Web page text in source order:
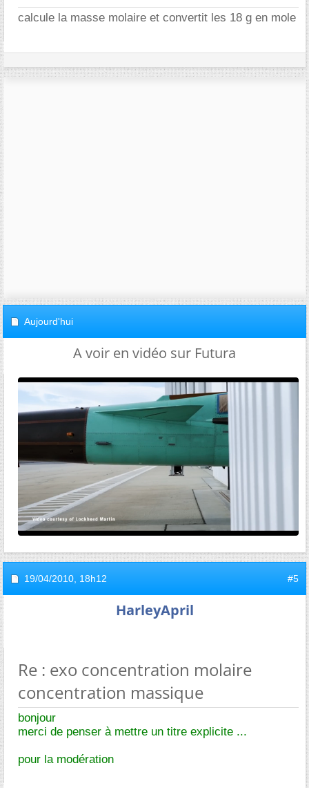
calcule la masse molaire et convertit les 18 g en mole
Aujourd'hui
A voir en vidéo sur Futura
19/04/2010, 18h12 #5
HarleyApril
Re : exo concentration molaire
concentration massique
bonjour
merci de penser à mettre un titre explicite ...
pour la modération